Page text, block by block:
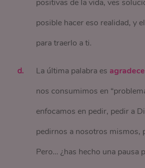
positivas de la vida, ves
posible hacer eso realidad, y
para traerlo a ti.
La última palabra es
nos consumimos en
enfocamos en pedir, pedir a
pedirnos a nosotros mismos,
Pero… ¿has hecho una pausa